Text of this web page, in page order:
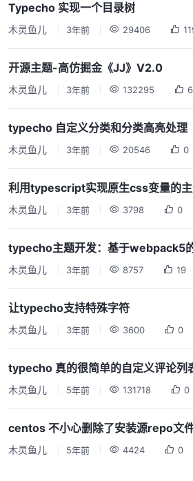
Typecho 实现一个目录树
木灵鱼儿 3年前 29406
开源主题-高仿掘金《JJ》V2.0
木灵鱼儿 3年前 132295
typecho 自定义分类和分类高亮处理
木灵鱼儿 3年前 20546 0
利用typescript实现原生css变量的
木灵鱼儿 3年前 3798 0
typecho主题开发：基于webpack5
木灵鱼儿 3年前 8757 19
让typecho支持特殊字符
木灵鱼儿 3年前 3600 0
typecho 真的很简单的自定义评论列
木灵鱼儿 5年前 131718 0
centos 不小心删除了安装源repo文
木灵鱼儿 5年前 4424 0